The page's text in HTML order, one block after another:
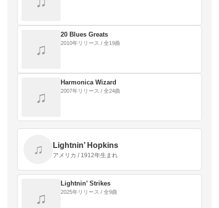
♫
20 Blues Greats
2010年リリース / 全19曲
♫
Harmonica Wizard
2007年リリース / 全24曲
♫ Lightnin’ Hopkins
アメリカ / 1912年生まれ
♫
Lightnin’ Strikes
2025年リリース / 全9曲